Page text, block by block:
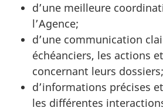
d’une meilleure
l’Agence;
d’une communication
échéanciers, les actions
concernant leurs dossiers;
d’informations précises
les différentes